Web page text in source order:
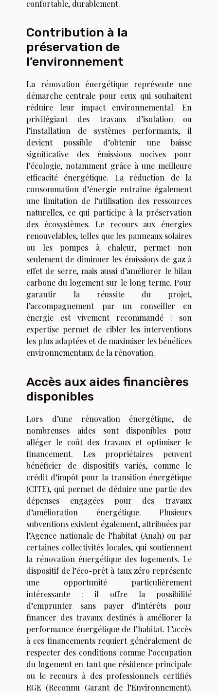
confortable, durablement.
Contribution à la
préservation de
l’environnement
La rénovation énergétique représente une
démarche centrale pour ceux qui souhaitent
réduire leur impact environnemental. En
privilégiant des travaux d’isolation ou
l’installation de systèmes performants, il
devient possible d’obtenir une baisse
significative des émissions nocives pour
l’écologie, notamment grâce à une meilleure
efficacité énergétique. La réduction de la
consommation d’énergie entraîne également
une limitation de l’utilisation des ressources
naturelles, ce qui participe à la préservation
des écosystèmes. Le recours aux énergies
renouvelables, telles que les panneaux solaires
ou les pompes à chaleur, permet non
seulement de diminuer les émissions de gaz à
effet de serre, mais aussi d’améliorer le bilan
carbone du logement sur le long terme. Pour
garantir la réussite du projet,
l’accompagnement par un conseiller en
énergie est vivement recommandé : son
expertise permet de cibler les interventions
les plus adaptées et de maximiser les bénéfices
environnementaux de la rénovation.
Accès aux aides financières
disponibles
Lors d’une rénovation énergétique, de
nombreuses aides sont disponibles pour
alléger le coût des travaux et optimiser le
financement. Les propriétaires peuvent
bénéficier de dispositifs variés, comme le
crédit d’impôt pour la transition énergétique
(CITE), qui permet de déduire une partie des
dépenses engagées pour des travaux
d’amélioration énergétique. Plusieurs
subventions existent également, attribuées par
l’Agence nationale de l’habitat (Anah) ou par
certaines collectivités locales, qui soutiennent
la rénovation énergétique des logements. Le
dispositif de l’éco-prêt à taux zéro représente
une opportunité particulièrement
intéressante : il offre la possibilité
d’emprunter sans payer d’intérêts pour
financer des travaux destinés à améliorer la
performance énergétique de l’habitat. L’accès
à ces financements requiert généralement de
respecter des conditions comme l’occupation
du logement en tant que résidence principale
ou le recours à des professionnels certifiés
RGE (Reconnu Garant de l’Environnement).